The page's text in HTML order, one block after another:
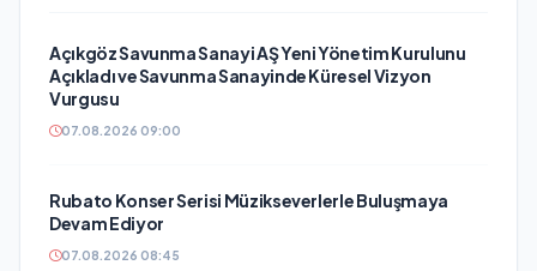
Açıkgöz Savunma Sanayi AŞ Yeni Yönetim Kurulunu
Açıkladı ve Savunma Sanayinde Küresel Vizyon
Vurgusu
07.08.2026 09:00
Rubato Konser Serisi Müzikseverlerle Buluşmaya
Devam Ediyor
07.08.2026 08:45